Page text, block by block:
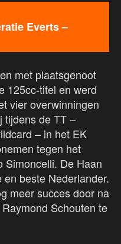
Everts –
met plaatsgenoot
125cc-titel en werd
vier overwinningen
tijdens de TT –
– in het EK
tegen het
Simoncelli. De Haan
beste Nederlander.
meer succes door na
Schouten te